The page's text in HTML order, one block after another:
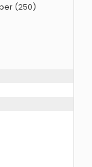
(250)